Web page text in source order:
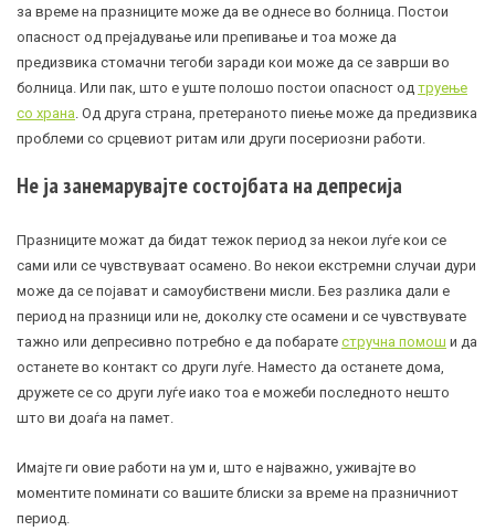
за време на празниците може да ве однесе во болница. Постои
опасност од прејадување или препивање и тоа може да
предизвика стомачни тегоби заради кои може да се заврши во
болница. Или пак, што е уште полошо постои опасност од труење
со храна . Од друга страна, претераното пиење може да предизвика
проблеми со срцевиот ритам или други посериозни работи.
Не ја занемарувајте состојбата на депресија
Празниците можат да бидат тежок период за некои луѓе кои се
сами или се чувствуваат осамено. Во некои екстремни случаи дури
може да се појават и самоубиствени мисли. Без разлика дали е
период на празници или не, доколку сте осамени и се чувствувате
тажно или депресивно потребно е да побарате стручна помош и да
останете во контакт со други луѓе. Наместо да останете дома,
дружете се со други луѓе иако тоа е можеби последното нешто
што ви доаѓа на памет.
Имајте ги овие работи на ум и, што е најважно, уживајте во
моментите поминати со вашите блиски за време на празничниот
период.